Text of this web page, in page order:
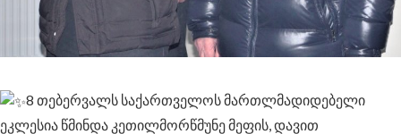
8 თებერვალს საქართველოს მართლმადიდებელი
ეკლესია წმინდა კეთილმორწმუნე მეფის, დავით